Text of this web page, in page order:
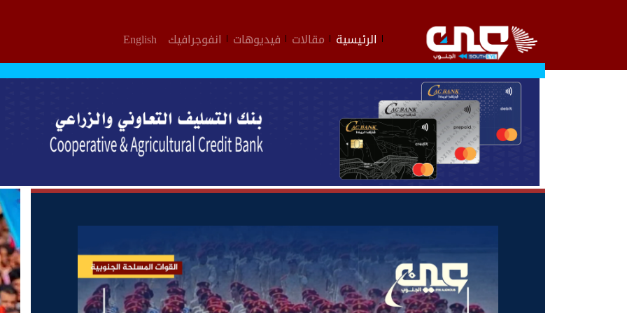
الرئيسية مقالات فيديوهات انفوجرافيك English